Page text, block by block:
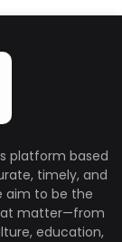
platform based
timely, and
aim to be the
matter—from
education,